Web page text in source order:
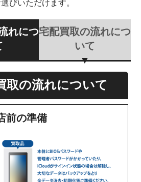
びいただけます。
れにつ宅配買取の流れにつ
いて
取の流れについて
前の準備